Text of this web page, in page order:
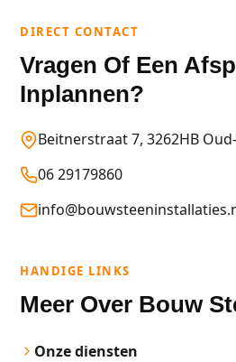
DIRECT CONTACT
Vragen Of Een
Inplannen?
Beitnerstraat 7, 3262HB
06 29179860
HANDIGE LINKS
Meer Over Bouw
Onze diensten